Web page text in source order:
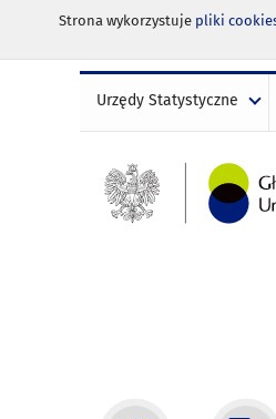
Strona wykorzystuje pliki
Urzędy Statystyczne